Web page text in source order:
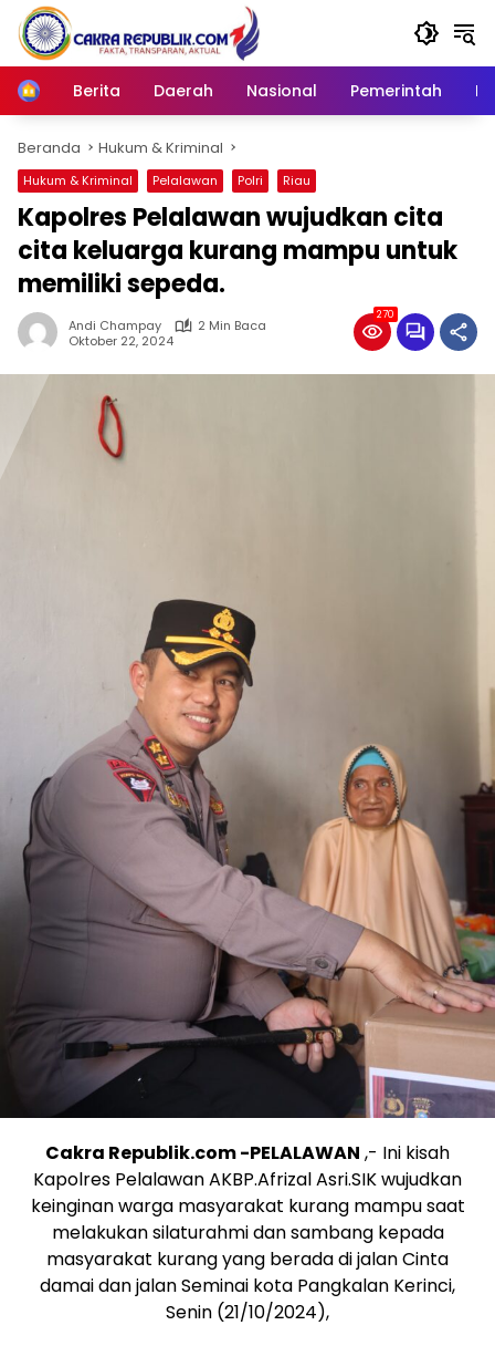
Langsung
konten
Home
Berita Daerah Nasional Pemerintah
Beranda Hukum & Kriminal
Hukum & Kriminal Pelalawan Polri Riau
Kapolres Pelalawan wujudkan cita
cita keluarga kurang mampu untuk
memiliki sepeda.
Andi Champay
2 Min Baca
Oktober 22, 2024
270
Cakra Republik.com -PELALAWAN ,- Ini kisah
Kapolres Pelalawan AKBP.Afrizal Asri.SIK wujudkan
keinginan warga masyarakat kurang mampu saat
melakukan silaturahmi dan sambang kepada
masyarakat kurang yang berada di jalan Cinta
damai dan jalan Seminai kota Pangkalan Kerinci,
Senin (21/10/2024),